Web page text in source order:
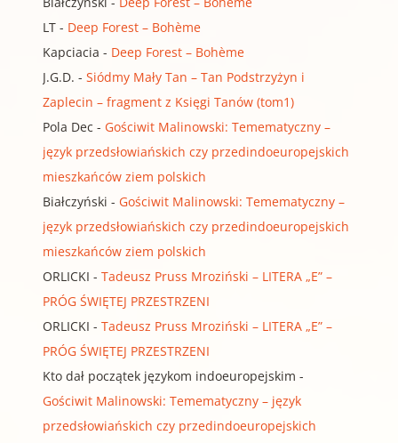
LT- Deep Forest – Bohème
Kapciacia - Deep Forest – Bohème
J.G.D. - Siódmy Mały Tan – Tan Podstrzyżyn i
Zaplecin – fragment z Księgi Tanów (tom1)
Pola Dec - Gościwit Malinowski: Temematyczny –
język przedsłowiańskich czy przedindoeuropejskich
mieszkańców ziem polskich
Białczyński - Gościwit Malinowski: Temematyczny –
język przedsłowiańskich czy przedindoeuropejskich
mieszkańców ziem polskich
ORLICKI - Tadeusz Pruss Mroziński – LITERA „E” –
PRÓG ŚWIĘTEJ PRZESTRZENI
ORLICKI - Tadeusz Pruss Mroziński – LITERA „E” –
PRÓG ŚWIĘTEJ PRZESTRZENI
Kto dał początek językom indoeuropejskim -
Gościwit Malinowski: Temematyczny – język
przedsłowiańskich czy przedindoeuropejskich